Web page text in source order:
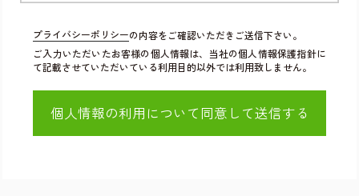
プライバシーポリシーの内容をご確認いただきご送信下さい。
ご入力いただいたお客様の個人情報は、当社の個人情報保護指針に
て記載させていただいている利用目的以外では利用致しません。